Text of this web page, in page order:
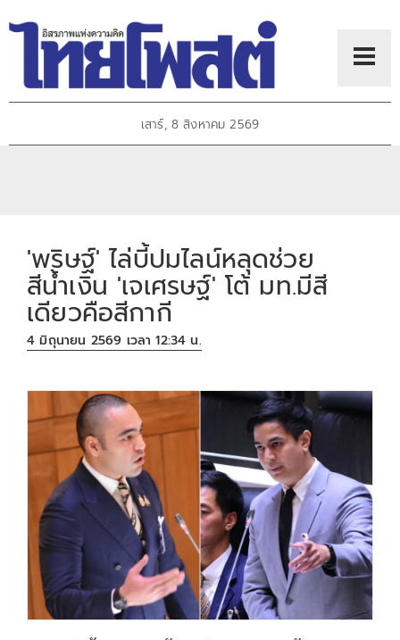
เสาร์, 8 สิงหาคม 2569
'พริษฐ์' ไล่บี้ปมไลน์หลุดช่วย
สีน้ำเงิน 'เจเศรษฐ์' โต้ มท.มีสี
เดียวคือสีกากี
4 มิถุนายน 2569 เวลา 12:34 น.